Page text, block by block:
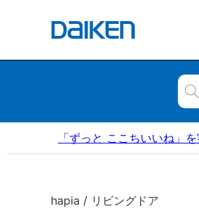
「ずっと ここちいいね」
hapia / リビングドア